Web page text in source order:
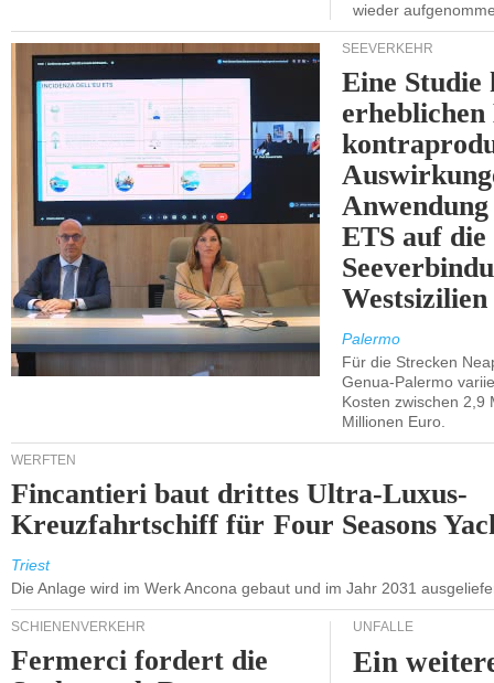
wieder
SEEVERKEHR
Eine Studie
ETS auf die
Palermo
Für die Strecken
Genua-Palermo
Kosten zwischen 2,9
Millionen Euro.
WERFTEN
Fincantieri baut drittes Ultra-Luxus-
Kreuzfahrtschiff für Four Seasons
Triest
Die Anlage wird im Werk Ancona gebaut und im Jahr 2031
SCHIENENVERKEHR
Fermerci fordert die
UNFÄLLE
Ein